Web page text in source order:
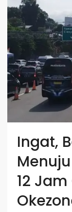
Ingat,
12